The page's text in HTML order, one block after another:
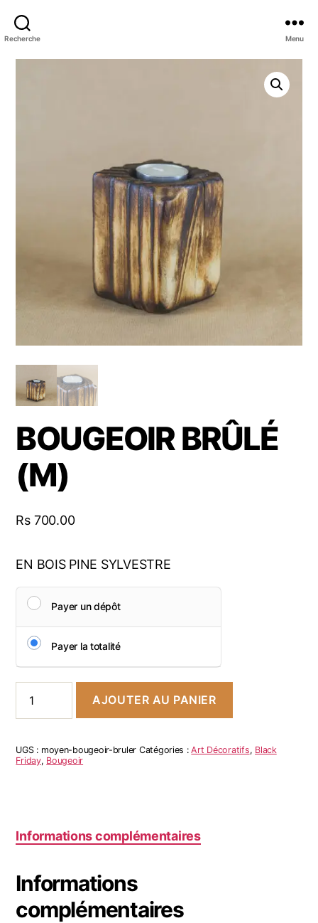
Recherche Menu
BOUGEOIR BRÛLÉ
(M)
Rs 700.00
EN BOIS PINE SYLVESTRE
Payer un dépôt
Payer la totalité
AJOUTER AU PANIER
UGS : moyen-bougeoir-bruler Catégories :Art Décoratifs, Black
Friday, Bougeoir
Informations complémentaires
Informations
complémentaires